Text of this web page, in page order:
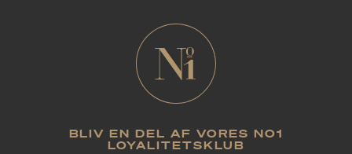
BLIV EN DEL AF VORES NO1
LOYALITETSKLUB